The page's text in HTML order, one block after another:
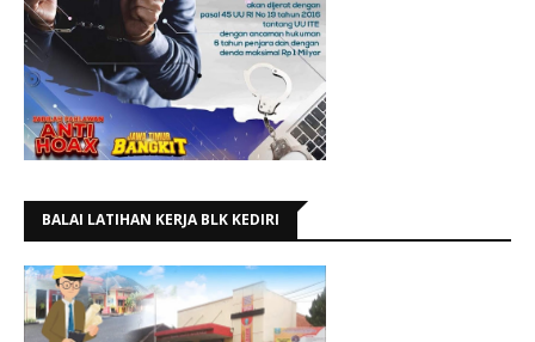
BALAI LATIHAN KERJA BLK KEDIRI